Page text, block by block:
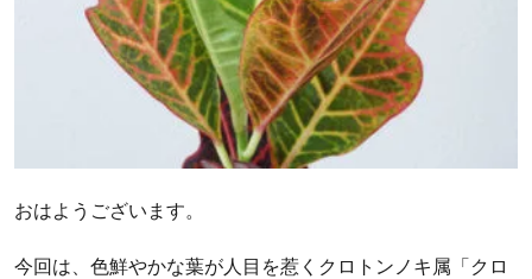
おはようございます。
今回は、色鮮やかな葉が人目を惹くクロトンノキ属「クロ